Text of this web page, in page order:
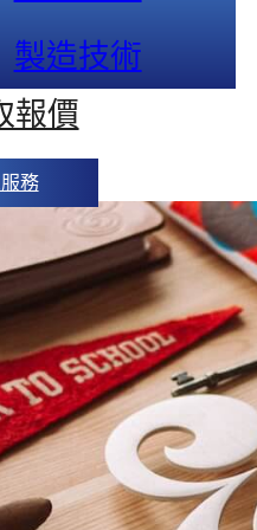
製造技術
報價
務